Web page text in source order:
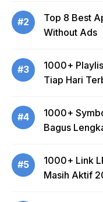
#2
Top 8 Best
Without Ads
#3
1000+
Tiap Hari
#4
1000+
Bagus
#5
1000+ Link
Masih Aktif